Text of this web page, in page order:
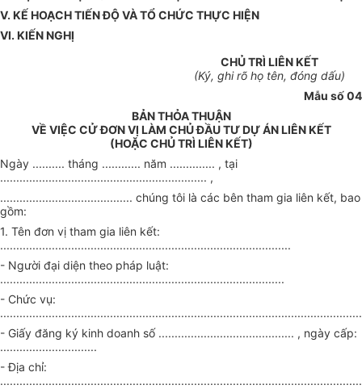
V. KẾ HOẠCH TIẾN ĐỘ VÀ TỔ CHỨC THỰC HIỆN
VI. KIẾN NGHỊ
CHỦ TRÌ LIÊN KẾT
(Ký, ghi rõ họ tên, đóng dấu)
Mẫu số 04
BẢN THỎA THUẬN
VỀ VIỆC CỬ ĐƠN VỊ LÀM CHỦ ĐẦU TƯ DỰ ÁN LIÊN KẾT
(HOẶC CHỦ TRÌ LIÊN KẾT)
Ngày .......... tháng ............ năm .............. , tại
................................................................ ,
......................................... chúng tôi là các bên tham gia liên kết, bao
gồm:
1. Tên đơn vị tham gia liên kết:
..........................................................................................
- Người đại diện theo pháp luật:
........................................................................................
- Chức vụ:
- Giấy đăng ký kinh doanh số .......................................... , ngày cấp:
..............................
- Địa chỉ: